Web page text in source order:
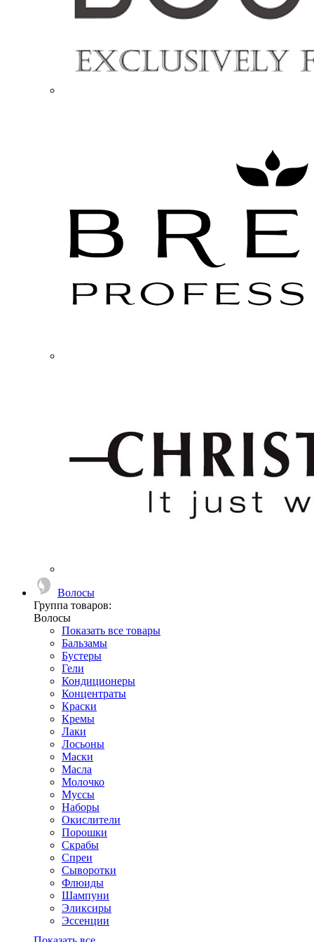
Волосы
Группа товаров:
Волосы
Показать все товары
Бальзамы
Бустеры
Гели
Кондиционеры
Концентраты
Краски
Кремы
Лаки
Лосьоны
Маски
Масла
Молочко
Муссы
Наборы
Окислители
Порошки
Скрабы
Спреи
Сыворотки
Флюиды
Шампуни
Эликсиры
Эссенции